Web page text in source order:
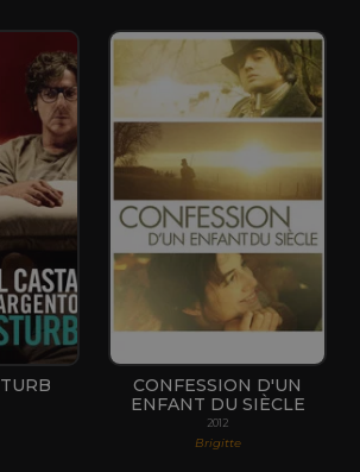
CONFESSION D'UN
ENFANT DU SIÈCLE
2012
Brigitte